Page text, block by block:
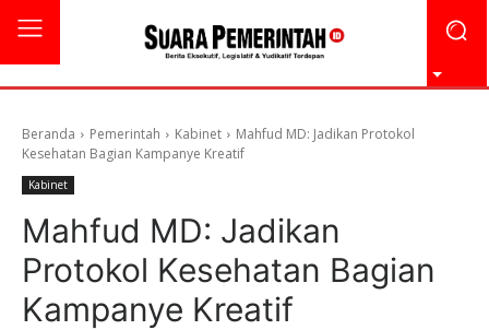
Beranda Pemerintah Kabinet
Mahfud MD: Jadikan Protokol
Kesehatan Bagian Kampanye Kreatif
Kabinet
Mahfud MD: Jadikan
Protokol Kesehatan Bagian
Kampanye Kreatif